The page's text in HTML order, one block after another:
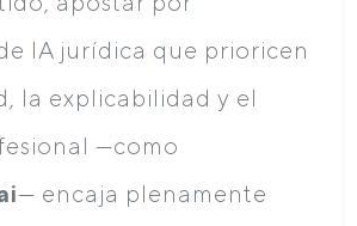
IA jurídica que prioricen
la explicabilidad y el
—como
— encaja plenamente